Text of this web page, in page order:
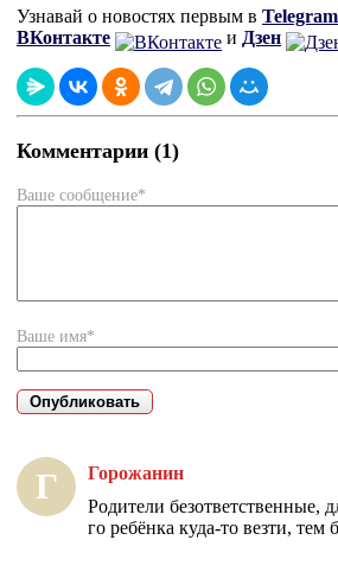
Узнавай о новостях первым в Telegram
ВКонтакте
и Дзен
Комментарии (1)
Ваше сообщение*
Ваше имя*
Г Горожанин
Родители безответственные,
го ребёнка куда-то везти, тем